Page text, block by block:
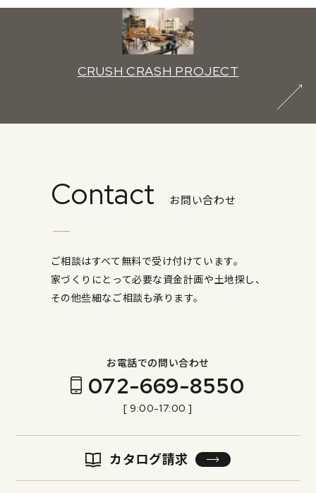
CRUSH CRASH PROJECT
Contact お問い合わせ
ご相談はすべて無料で受け付けています。
家づくりにとって必要な資金計画や土地探し、
その他些細なご相談も承ります。
お電話での問い合わせ
072-669-8550
[ 9:00-17:00 ]
カタログ請求